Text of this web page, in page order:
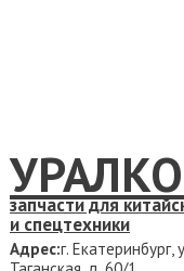
запчасти для
и спецтехники
Адрес:г. Екатеринбург,